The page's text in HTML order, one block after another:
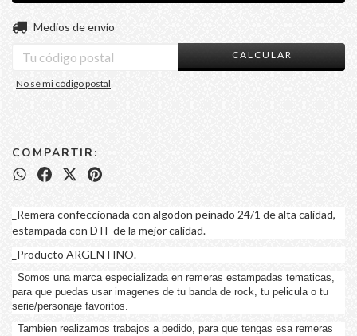
Entregas para el CP:
Medios de envío
CALCULAR
No sé mi código postal
COMPARTIR:
_Remera confeccionada con algodon peinado 24/1 de alta calidad,
estampada con DTF de la mejor calidad.
_Producto ARGENTINO.
_Somos una marca especializada en remeras estampadas tematicas,
para que puedas usar imagenes de tu banda de rock, tu pelicula o tu
serie/personaje favoritos.
_Tambien realizamos trabajos a pedido, para que tengas esa remeras